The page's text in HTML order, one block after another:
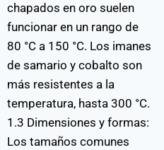
chapados en oro suelen
funcionar en un rango de
80 °C a 150 °C. Los imanes
de samario y cobalto son
más resistentes a la
temperatura, hasta 300 °C.
1.3 Dimensiones y formas:
Los tamaños comunes